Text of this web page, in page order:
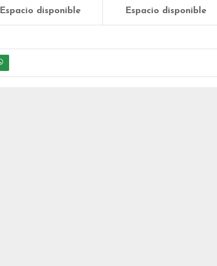
Espacio disponible Espacio disponible